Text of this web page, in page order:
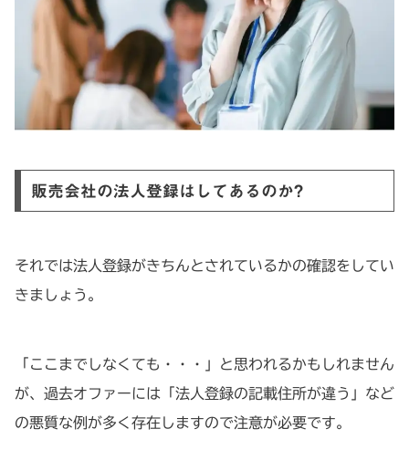
販売会社の法人登録はしてあるのか?
それでは法人登録がきちんとされているかの確認をしてい
きましょう。
「ここまでしなくても・・・」と思われるかもしれません
が、過去オファーには「法人登録の記載住所が違う」など
の悪質な例が多く存在しますので注意が必要です。